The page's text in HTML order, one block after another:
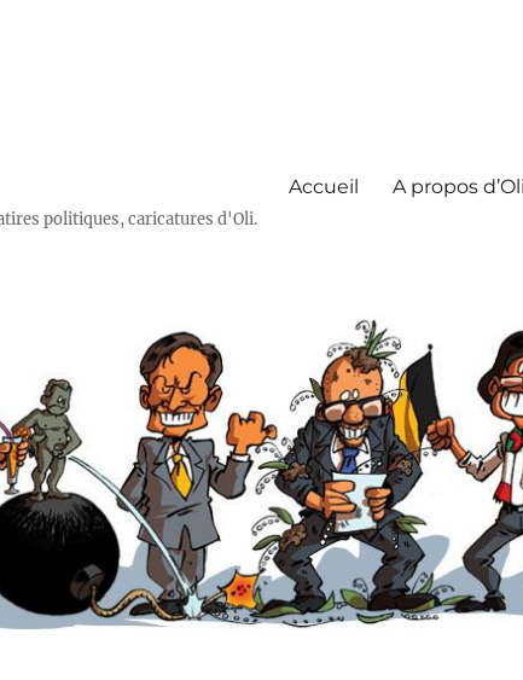
politiques, caricatures d'Oli.
Accueil A propos d’Oli